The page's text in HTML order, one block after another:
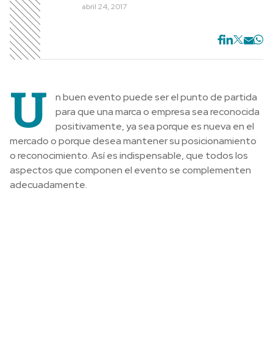
abril 24, 2017
U
n buen evento puede ser el punto de partida
para que una marca o empresa sea reconocida
positivamente, ya sea porque es nueva en el
mercado o porque desea mantener su posicionamiento
o reconocimiento. Así es indispensable, que todos los
aspectos que componen el evento se complementen
adecuadamente.